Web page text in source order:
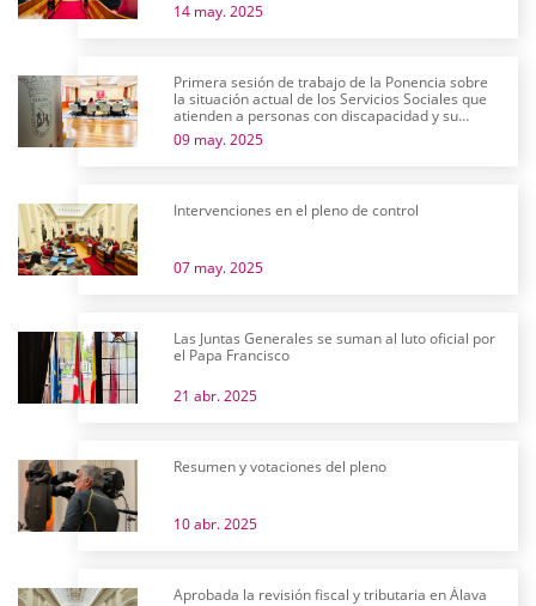
14 may. 2025
Primera sesión de trabajo de la Ponencia sobre
la situación actual de los Servicios Sociales que
atienden a personas con discapacidad y su
futuro
09 may. 2025
Intervenciones en el pleno de control
07 may. 2025
Las Juntas Generales se suman al luto oficial por
el Papa Francisco
21 abr. 2025
Resumen y votaciones del pleno
10 abr. 2025
Aprobada la revisión fiscal y tributaria en Álava